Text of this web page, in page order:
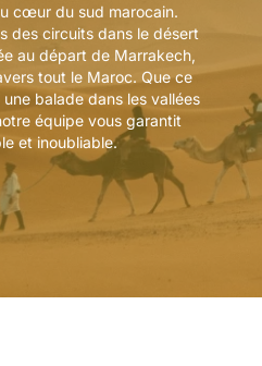
cœur du sud marocain.
des circuits dans le désert
au départ de Marrakech,
tout le Maroc. Que ce
balade dans les vallées
équipe vous garantit
et inoubliable.